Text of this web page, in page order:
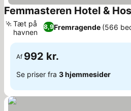
Femmasteren Hotel &
8,9Fremragende (566
Tæt på
havnen
Af 992 kr.
Se priser fra 3 hjemmesider